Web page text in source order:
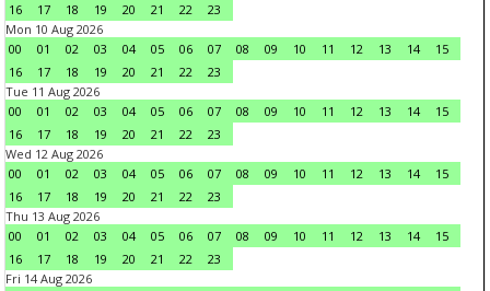
16
17 18 19 20 21 22
23
Mon 10 Aug 2026
00
01 02 03 04 05 06 07 08 09 10 11 12 13 14
15
16
17 18 19 20 21 22
23
Tue 11 Aug 2026
00
01 02 03 04 05 06 07 08 09 10 11 12 13 14
15
16
17 18 19 20 21 22
23
Wed 12 Aug 2026
00
01 02 03 04 05 06 07 08 09 10 11 12 13 14
15
16
17 18 19 20 21 22
23
Thu 13 Aug 2026
00
01 02 03 04 05 06 07 08 09 10 11 12 13 14
15
16
17 18 19 20 21 22
23
Fri 14 Aug 2026